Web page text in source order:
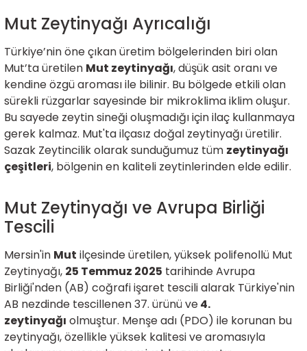
Mut Zeytinyağı Ayrıcalığı
Türkiye’nin öne çıkan üretim bölgelerinden biri olan
Mut’ta üretilen Mut zeytinyağı, düşük asit oranı ve
kendine özgü aroması ile bilinir. Bu bölgede etkili olan
sürekli rüzgarlar sayesinde bir mikroklima iklim oluşur.
Bu sayede zeytin sineği oluşmadığı için ilaç kullanmaya
gerek kalmaz. Mut'ta ilçasız doğal zeytinyağı üretilir.
Sazak Zeytincilik olarak sunduğumuz tüm zeytinyağı
çeşitleri, bölgenin en kaliteli zeytinlerinden elde edilir.
Mut Zeytinyağı ve Avrupa Birliği
Tescili
Mersin'in Mut ilçesinde üretilen, yüksek polifenollü Mut
Zeytinyağı, 25 Temmuz 2025 tarihinde Avrupa
Birliği'nden (AB) coğrafi işaret tescili alarak Türkiye'nin
AB nezdinde tescillenen 37. ürünü ve4.
zeytinyağı olmuştur. Menşe adı (PDO) ile korunan bu
zeytinyağı, özellikle yüksek kalitesi ve aromasıyla